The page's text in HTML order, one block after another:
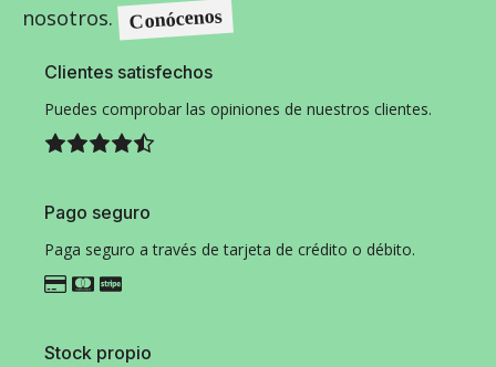
nosotros. Conócenos
Clientes satisfechos
Puedes comprobar las opiniones de nuestros clientes.
Pago seguro
Paga seguro a través de tarjeta de crédito o débito.
Stock propio